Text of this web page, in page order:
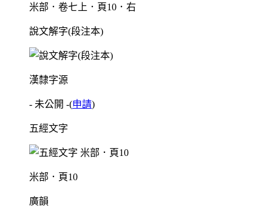
米部．卷七上．頁10．右
說文解字(段注本)
漢隸字源
- 未公開 -(申請)
五經文字
米部．頁10
廣韻